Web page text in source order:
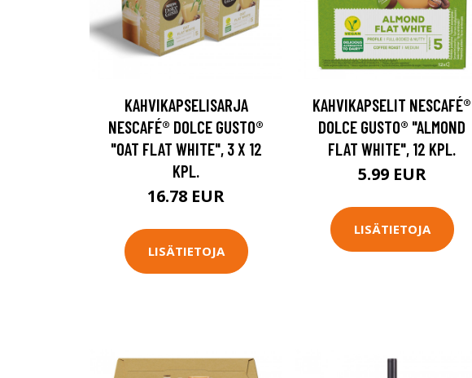
KAHVIKAPSELISARJA
NESCAFÉ® DOLCE GUSTO®
"OAT FLAT WHITE", 3 X 12
KPL.
16.78 EUR
LISÄTIETOJA
KAHVIKAPSELIT NESCAFÉ®
DOLCE GUSTO® "ALMOND
FLAT WHITE", 12 KPL.
5.99 EUR
LISÄTIETOJA